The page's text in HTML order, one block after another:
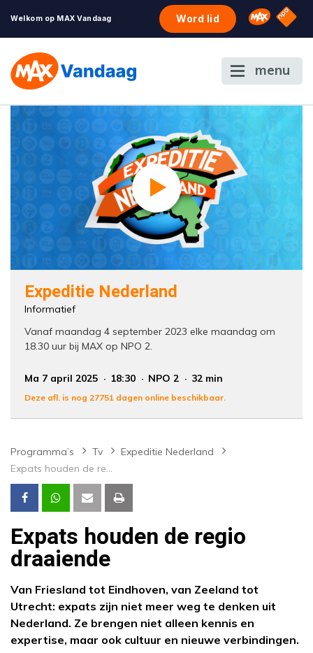
Welkom op MAX Vandaag Word lid Omroep
NPO
menu
Expeditie Nederland
Informatief
Vanaf maandag 4 september 2023 elke maandag om
18.30 uur bij MAX op NPO 2.
Ma 7 april 2025 18:30 NPO 2 32 min
Deze afl. is nog 27751 dagen online beschikbaar.
Programma’s Tv
Expeditie Nederland
Expats houden de regio draaiende
Expats houden de regio
draaiende
Van Friesland tot Eindhoven, van Zeeland tot
Utrecht: expats zijn niet meer weg te denken uit
Nederland. Ze brengen niet alleen kennis en
expertise, maar ook cultuur en nieuwe verbindingen.